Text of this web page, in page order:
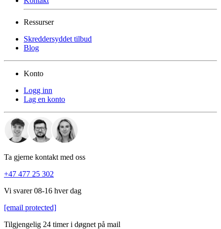
Ressurser
Skreddersyddet tilbud
Blog
Konto
Logg inn
Lag en konto
Ta gjerne kontakt med oss
+47 477 25 302
Vi svarer 08-16 hver dag
[email protected]
Tilgjengelig 24 timer i døgnet på mail